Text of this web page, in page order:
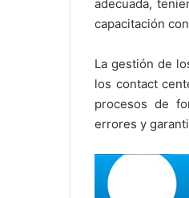
adecuada,
capacitación
La gestión de
los contact
procesos de
errores y